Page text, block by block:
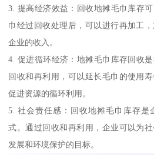
3. 提高经济效益：回收地摊毛巾库存
巾经过回收处理后，可以进行再加工
企业的收入。
4. 促进循环经济：地摊毛巾库存回收
回收和再利用，可以延长毛巾的使用
促进资源的循环利用。
5. 社会责任感：回收地摊毛巾库存是
式。通过回收和再利用，企业可以为
发展和环境保护的目标。